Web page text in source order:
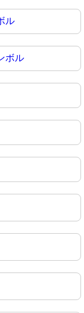
ル
ボル